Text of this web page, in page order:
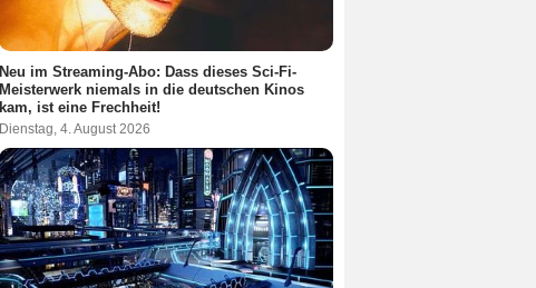
Neu im Streaming-Abo: Dass dieses Sci-Fi-
Meisterwerk niemals in die deutschen Kinos
kam, ist eine Frechheit!
Dienstag, 4. August 2026